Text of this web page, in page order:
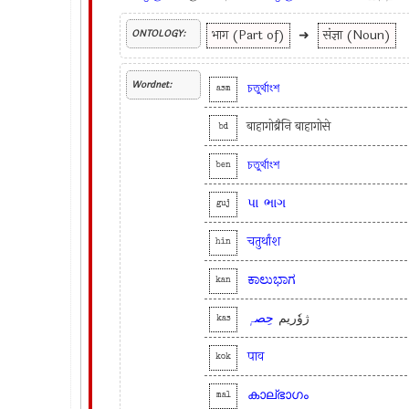
ONTOLOGY: भाग (Part of) ➜ संज्ञा (Noun)
Wordnet: asm চতুর্থাংশ
bd बाहागोब्रैनि बाहागोसे
ben চতুর্থাংশ
guj પા ભાગ
hin चतुर्थांश
kan ಕಾಲುಭಾಗ
kas ژوٗریم حِصہٕ
kok पाव
mal കാല്ഭാഗം